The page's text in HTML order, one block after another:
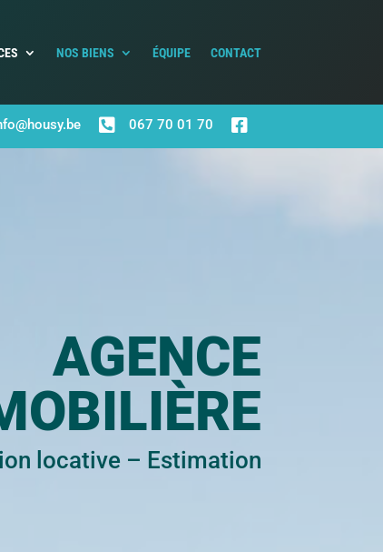
NOS BIENS ÉQUIPE CONTACT
 067 70 01 70 
AGENCE
locative– Estimation